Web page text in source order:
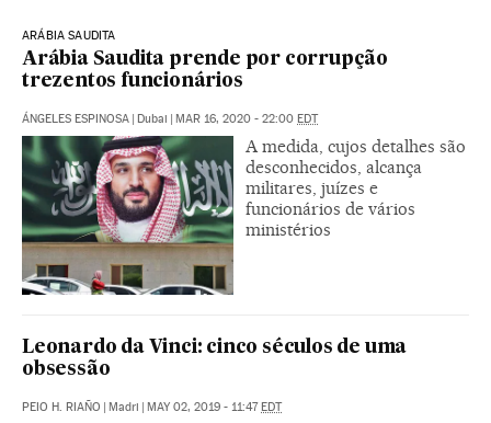
ARÁBIA SAUDITA
Arábia Saudita prende por corrupção
trezentos funcionários
ÁNGELES ESPINOSA Dubai MAR 16, 2020 - 22:00 EDT
A medida, cujos detalhes são
desconhecidos, alcança
militares, juízes e
funcionários de vários
ministérios
Leonardo da Vinci: cinco séculos de uma
obsessão
PEIO H. RIAÑO Madri MAY 02, 2019 - 11:47 EDT